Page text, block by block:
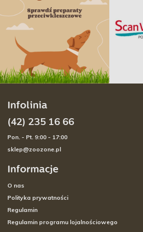
Informacje
O nas
Polityka prywatności
Regulamin
Regulamin programu lojalnościowego
Infolinia
(42) 235 16 66
Pon. - Pt. 9:00 - 17:00
sklep@zoozone.pl